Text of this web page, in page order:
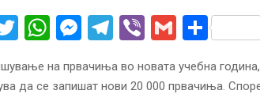
Twitter
WhatsApp
Messenger
Telegram
ViberGmail
на првачиња во новата учебна
да се запишат нови 20 000 првачиња.